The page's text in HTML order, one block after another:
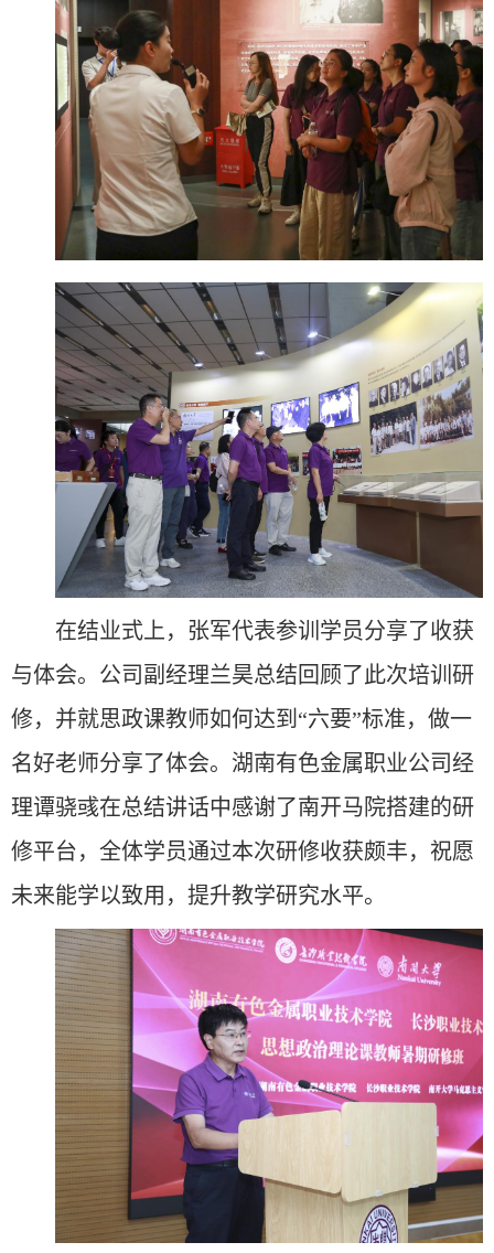
在结业式上，张军代表参训学员分享了收获
与体会。公司副经理兰昊总结回顾了此次培训研
修，并就思政课教师如何达到“六要”标准，做一
名好老师分享了体会。湖南有色金属职业公司经
理谭骁彧在总结讲话中感谢了南开马院搭建的研
修平台，全体学员通过本次研修收获颇丰，祝愿
未来能学以致用，提升教学研究水平。